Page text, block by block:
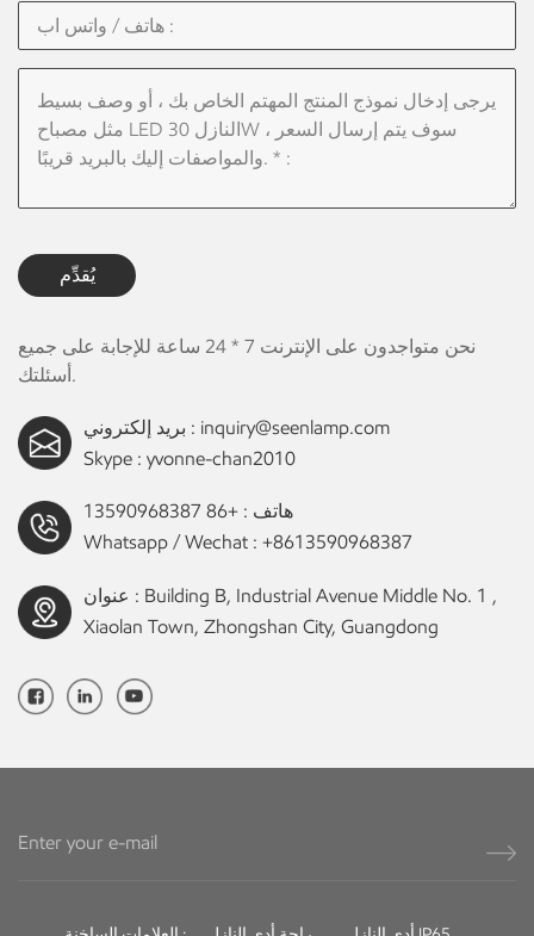
يُقدِّم
نحن متواجدون على الإنترنت 7 * 24 ساعة للإجابة على جميع
أسئلتك.
بريد إلكتروني : inquiry@seenlamp.com
Skype : yvonne-chan2010
هاتف :+86 13590968387
Whatsapp / Wechat : +8613590968387
عنوان : Building B, Industrial Avenue Middle No. 1 ,
Xiaolan Town, Zhongshan City, Guangdong